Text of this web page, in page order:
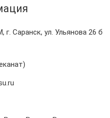
Саранск, ул. Ульянова 26 б